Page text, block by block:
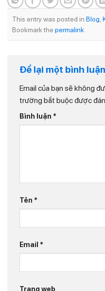
This entry was posted in Blog
Bookmark the permalink
Để lại một bình luận
Email của bạn sẽ không
trường bắt buộc được
Bình luận *
Tên *
Email *
Trang web